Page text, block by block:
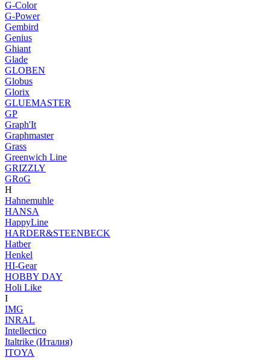
G-Color
G-Power
Gembird
Genius
Ghiant
Glade
GLOBEN
Globus
Glorix
GLUEMASTER
GP
Graph'It
Graphmaster
Grass
Greenwich Line
GRIZZLY
GRoG
H
Hahnemuhle
HANSA
HappyLine
HARDER&STEENBECK
Hatber
Henkel
HI-Gear
HOBBY DAY
Holi Like
I
IMG
INRAL
Intellectico
Italtrike (Италия)
ITOYA